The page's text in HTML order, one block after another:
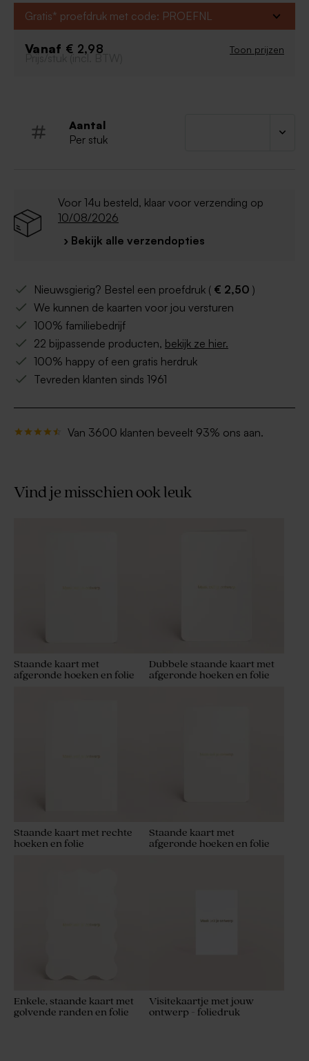
ding! Personaliseer de kaart, kies je favoriete foliekleur
en voeg de gewenste tekst toe.
Liggende verticale kaart (17 x 11 cm)
Dubbele kaart
Advies voor de
- Een foto opladen: JPEG (CMYK - min. 300 dpi)
- Kies voor glanzend papier bij afdruk van een
Gratis* proefdruk met code: PROEFNL
Vanaf € 2,98 Toon prijzen
Prijs/stuk (incl. BTW)
Aantal
Per stuk
Voor 14u besteld, klaar voor verzending op
10/08/2026
› Bekijk alle verzendopties
Nieuwsgierig? Bestel een proefdruk ( € 2,50 )
We kunnen de kaarten voor jou versturen
100% familiebedrijf
22 bijpassende producten, bekijk ze hier.
100% happy of een gratis herdruk
Tevreden klanten sinds 1961
Van 3600 klanten beveelt 93% ons aan.
Vind je misschien ook leuk
Staande kaart met
afgeronde hoeken en folie
Dubbele staande kaart met
afgeronde hoeken en folie
Staande kaart met rechte
hoeken en folie
Staande kaart met
afgeronde hoeken en folie
Enkele, staande kaart met
golvende randen en folie
Visitekaartje met jouw
ontwerp - foliedruk